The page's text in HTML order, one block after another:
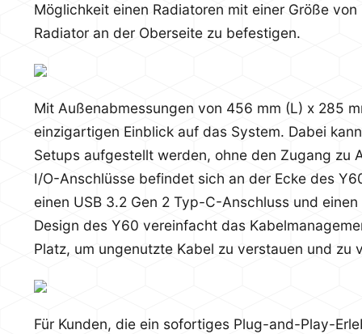
Möglichkeit einen Radiatoren mit einer Größe
Radiator an der Oberseite zu befestigen.
Mit Außenabmessungen von 456 mm (L) x 285
einzigartigen Einblick auf das System. Dabei
Setups aufgestellt werden, ohne den Zugang zu
I/O-Anschlüsse befindet sich an der Ecke des
einen USB 3.2 Gen 2 Typ-C-Anschluss und
Design des Y60 vereinfacht das
Platz, um ungenutzte Kabel zu verstauen und zu
Für Kunden, die ein sofortiges Plug-and-Play-